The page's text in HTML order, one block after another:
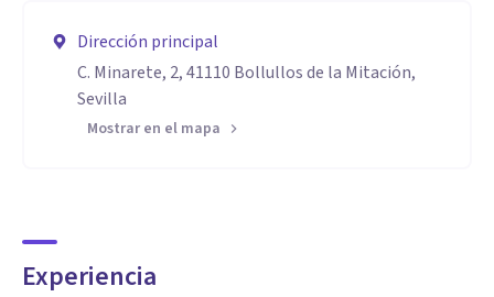
Dirección principal
C. Minarete, 2, 41110 Bollullos de la Mitación,
Sevilla
Mostrar en el mapa
Experiencia